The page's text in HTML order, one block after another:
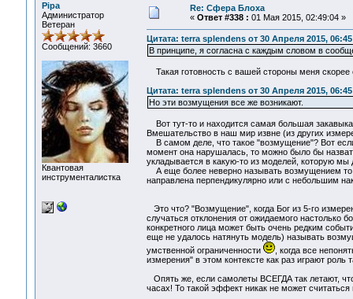
Pipa
Администратор
Ветеран
Сообщений: 3660
Квантовая
инструменталистка
Re: Сфера Блоха
« Ответ #338 : 01 Мая 2015, 02:49:04 »
Цитата: terra splendens от 30 Апреля 2015,
В принципе, я согласна с каждым словом в
Такая готовность с вашей стороны меня скорее
Цитата: terra splendens от 30 Апреля 2015,
Но эти возмущения все же возникают.
Вот тут-то и находится самая большая
Вмешательство в наш мир извне (из других
В самом деле, что такое "возмущение"? Вот
момент она нарушалась, то можно было бы
укладывается в какую-то из моделей, которую
А еще более неверно называть возмущением
направлена перпендикулярно или с небольшим
Это что? "Возмущение", когда Бог из 5-го
случаться отклонения от ожидаемого
конкретного лица может быть очень редким
еще не удалось натянуть модель) называть
умственной ограниченности
, когда все
измерения" в этом контексте как раз играют
Опять же, если самолеты ВСЕГДА так летают,
часах! То такой эффект никак не может